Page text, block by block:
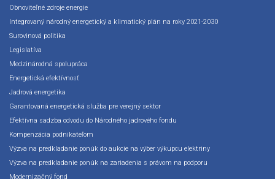
Obnoviteľné zdroje energie
Integrovaný národný energetický a klimatický plán na roky 2021-2030
Surovinová politika
Legislatíva
Medzinárodná spolupráca
Energetická efektívnosť
Jadrová energetika
Garantovaná energetická služba pre verejný sektor
Efektívna sadzba odvodu do Národného jadrového fondu
Kompenzácia podnikateľom
Výzva na predkladanie ponúk do aukcie na výber výkupcu elektriny
Výzva na predkladanie ponúk na zariadenia s právom na podporu
Modernizačný fond